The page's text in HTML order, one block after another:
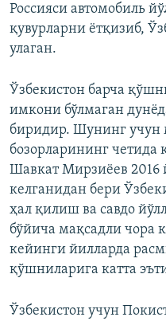
Россияси автомобиль
қувурларни ётқизиб,
улаган.
Ўзбекистон барча
имкони бўлмаган
биридир. Шунинг учун
бозорларининг четида
Шавкат Мирзиёев 2016
келганидан бери
ҳал қилиш ва савдо
бўйича мақсадли чора
кейинги йилларда
қўшниларига катта
Ўзбекистон учун